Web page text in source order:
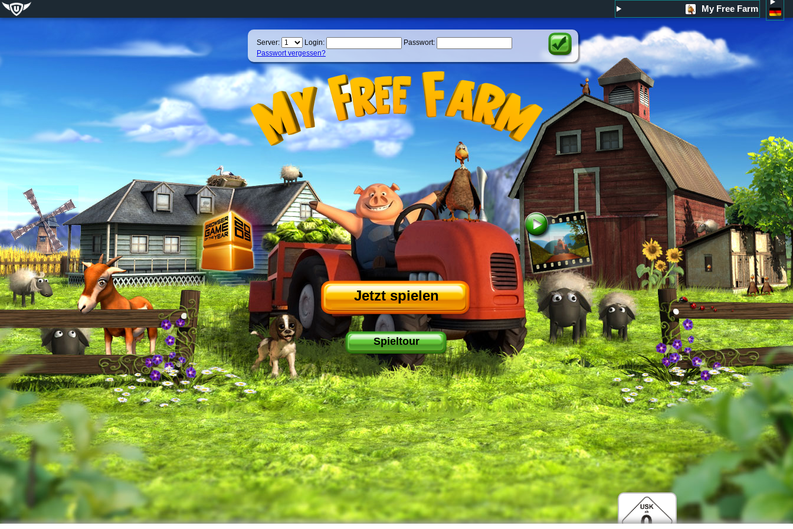
Server: Login:
Passwort:
Passwort vergessen?
Jetzt spielen
Spieltour
My Free Farm